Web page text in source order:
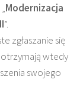
Modernizacja
”.
zgłaszanie się
otrzymają wtedy
swojego